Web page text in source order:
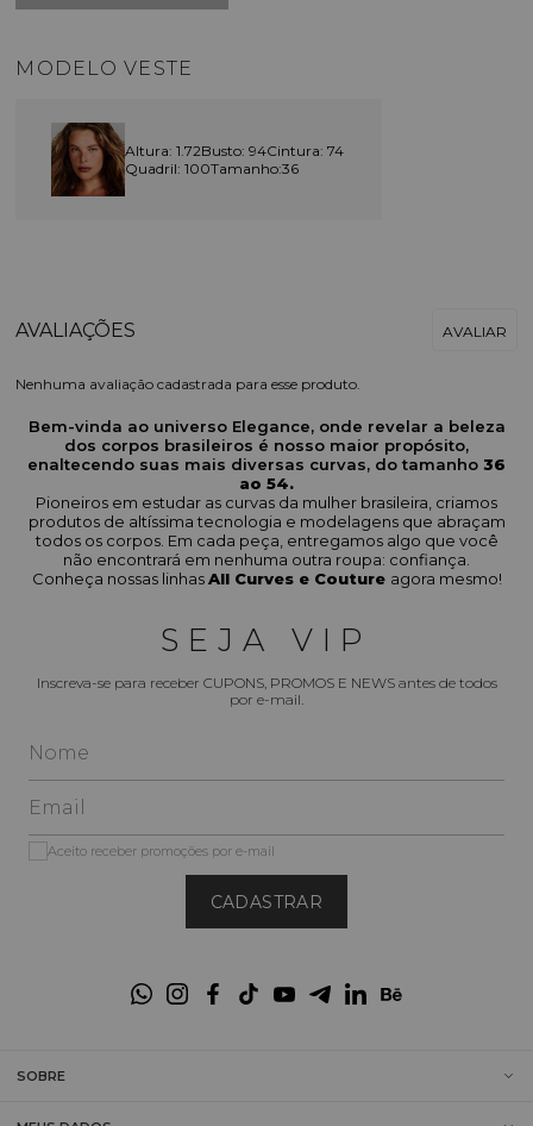
MODELO VESTE
Altura: 1.72Busto: 94Cintura: 74
Quadril: 100Tamanho:36
Nenhuma avaliação cadastrada para esse produto.
Bem-vinda ao universo Elegance, onde revelar a beleza
dos corpos brasileiros é nosso maior propósito,
enaltecendo suas mais diversas curvas, do tamanho 36
ao 54.
Pioneiros em estudar as curvas da mulher brasileira, criamos
produtos de altíssima tecnologia e modelagens que abraçam
todos os corpos. Em cada peça, entregamos algo que você
não encontrará em nenhuma outra roupa: confiança.
Conheça nossas linhasAll Curves e Couture agora mesmo!
SEJA VIP
Inscreva-se para receber CUPONS, PROMOS E NEWS antes de todos
por e-mail.
CADASTRAR
Aceito receber promoções por e-mail
SOBRE